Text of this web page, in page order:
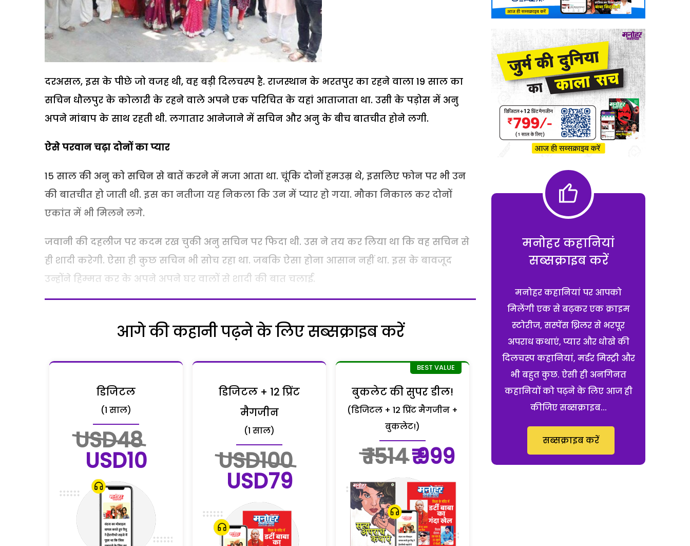
दरअसल, इस के पीछे जो वजह थी, वह बड़ी दिलचस्प है. राजस्थान के भरतपुर का रहने वाला 19 साल का
सचिन धौलपुर के कोलारी के रहने वाले अपने एक परिचित के यहां आताजाता था. उसी के पड़ोस में अनु
अपने मांबाप के साथ रहती थी. लगातार आनेजाने में सचिन और अनु के बीच बातचीत होने लगी.
ऐसे परवान चढ़ा दोनों का प्यार
15 साल की अनु को सचिन से बातें करने में मजा आता था. चूंकि दोनों हमउम्र थे, इसलिए फोन पर भी उन
की बातचीत हो जाती थी. इस का नतीजा यह निकला कि उन में प्यार हो गया. मौका निकाल कर दोनों
एकांत में भी मिलने लगे.
जवानी की दहलीज पर कदम रख चुकी अनु सचिन पर फिदा थी. उस ने तय कर लिया था कि वह सचिन से
ही शादी करेगी. ऐसा ही कुछ सचिन भी सोच रहा था. जबकि ऐसा होना आसान नहीं था. इस के बावजूद
उन्होंने हिम्मत कर के अपने अपने घर वालों से शादी की बात चलाई.
आगे की कहानी पढ़ने के लिए सब्सक्राइब करें
डिजिटल
(1 साल)
USD48
USD10
डिजिटल + 12 प्रिंट
मैगजीन
(1 साल)
USD100
USD79
बुकलेट की सुपर डील!
(डिजिटल + 12 प्रिंट मैगजीन +
बुकलेट!)
₹ 1514₹ 999
मनोहर कहानियां
सब्सक्राइब करें
मनोहर कहानियां पर आपको
मिलेंगी एक से बढ़कर एक क्राइम
स्टोरीज, सस्पेंस थ्रिलर से भरपूर
अपराध कथाएं, प्यार और धोखे की
दिलचस्प कहानियां, मर्डर मिस्ट्री और
भी बहुत कुछ. ऐसी ही अनगिनत
कहानियों को पढ़ने के लिए आज ही
कीजिए सब्सक्राइब...
सब्सक्राइब करें